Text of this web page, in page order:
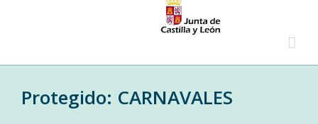
Protegido: CARNAVALES